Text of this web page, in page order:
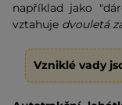
například jako
vztahuje dvouletá
Vzniklé vady